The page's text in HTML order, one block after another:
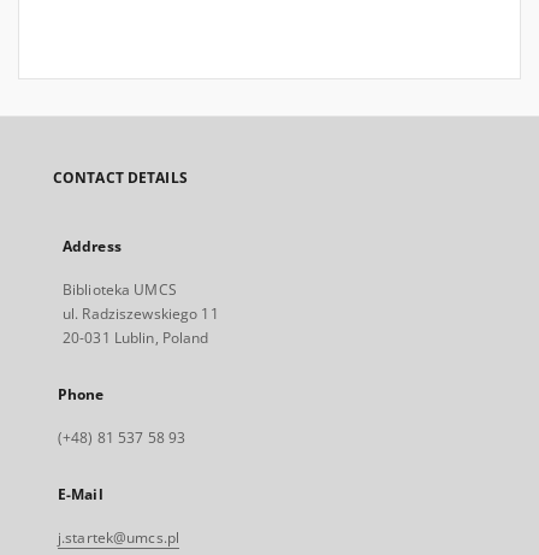
CONTACT DETAILS
Address
Biblioteka UMCS
ul. Radziszewskiego 11
20-031 Lublin, Poland
Phone
(+48) 81 537 58 93
E-Mail
j.startek@umcs.pl